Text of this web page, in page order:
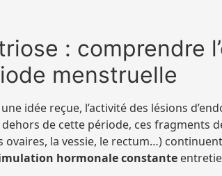
: comprendre
menstruelle
idée reçue, l’activité des lésions
dehors de cette période, ces fragments
ovaires, la vessie, le rectum…)
hormonale constante